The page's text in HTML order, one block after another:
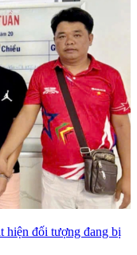
hiện đối tượng đang bị